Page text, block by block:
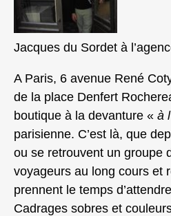
Jacques du Sordet à
A Paris, 6 avenue René
de la place Denfert
boutique à la devanture « à
parisienne. C’est là, que
ou se retrouvent un groupe
voyageurs au long cours et
prennent le temps
Cadrages sobres et